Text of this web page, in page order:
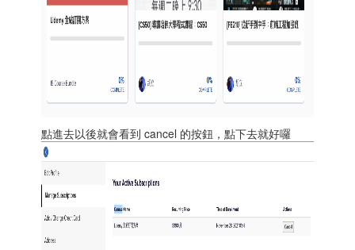
點進去以後就會看到 cancel 的按鈕，點下去就好囉